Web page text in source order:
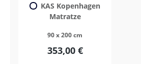
KAS Kopenhagen
Matratze
90 x 200 cm
353,00 €